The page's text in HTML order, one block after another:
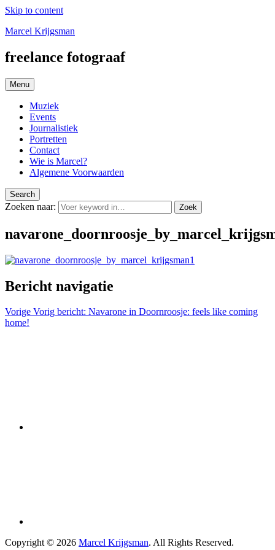
Skip to content
Marcel Krijgsman
freelance fotograaf
Menu
Muziek
Events
Journalistiek
Portretten
Contact
Wie is Marcel?
Algemene Voorwaarden
Search
Zoeken naar: Zoek
Bericht navigatie
Vorige Vorig bericht: Navarone in Doornroosje: feels like coming
home!
Copyright © 2026 Marcel Krijgsman. All Rights Reserved.